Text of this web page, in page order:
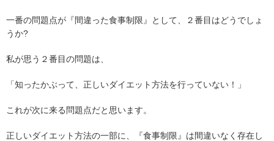
一番の問題点が『間違った食事制限』として、２番目はどうでしょ
うか?
私が思う２番目の問題は、
「知ったかぶって、正しいダイエット方法を行っていない！」
これが次に来る問題点だと思います。
正しいダイエット方法の一部に、『食事制限』は間違いなく存在し